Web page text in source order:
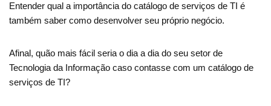
Entender qual a importância do catálogo de serviços de TI é
também saber como desenvolver seu próprio negócio.
Afinal, quão mais fácil seria o dia a dia do seu setor de
Tecnologia da Informação caso contasse com um catálogo de
serviços de TI?